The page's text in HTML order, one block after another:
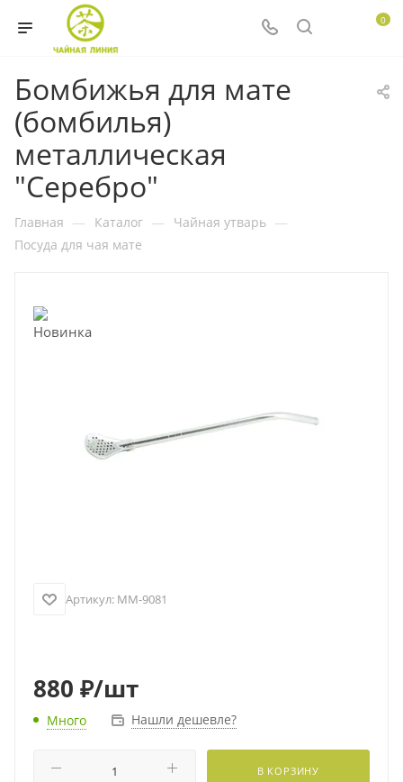
0
Бомбижья для мате
(бомбилья)
металлическая
"Серебро"
Главная — Каталог — Чайная утварь —
Посуда для чая мате
Артикул: MM-9081
880 ₽/шт
Много Нашли дешевле?
В КОРЗИНУ